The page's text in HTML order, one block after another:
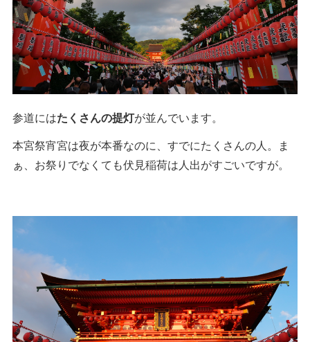
参道にはたくさんの提灯が並んでいます。
本宮祭宵宮は夜が本番なのに、すでにたくさんの人。ま
ぁ、お祭りでなくても伏見稲荷は人出がすごいですが。